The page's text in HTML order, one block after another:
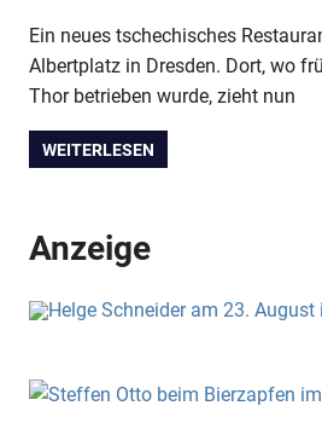
Ein neues tschechisches
Albertplatz in Dresden. Dort, wo
Thor betrieben wurde, zieht nun
WEITERLESEN
Anzeige